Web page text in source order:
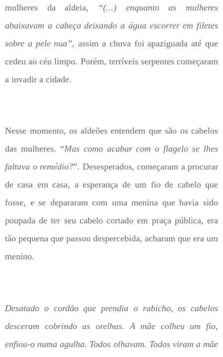
mulheres da aldeia, “(...) enquanto as mulheres
abaixavam a cabeça deixando a água escorrer em filetes
sobre a pele nua”, assim a chuva foi apaziguada até que
cedeu ao céu limpo. Porém, terríveis serpentes começaram
a invadir a cidade.
Nesse momento, os aldeões entendem que são os cabelos
das mulheres. “Mas como acabar com o flagelo se lhes
faltava o remédio?”. Desesperados, começaram a procurar
de casa em casa, a esperança de um fio de cabelo que
fosse, e se depararam com uma menina que havia sido
poupada de ter seu cabelo cortado em praça pública, era
tão pequena que passou despercebida, acharam que era um
menino.
Desatado o cordão que prendia o rabicho, os cabelos
desceram cobrindo as orelhas. A mãe colheu um fio,
enfiou-o numa agulha. Todos olhavam. Todos viram a mãe